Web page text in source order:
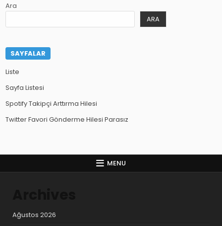
Ara
ARA
SAYFALAR
Liste
Sayfa Listesi
Spotify Takipçi Arttırma Hilesi
Twitter Favori Gönderme Hilesi Parasız
MENU
Ağustos 2026